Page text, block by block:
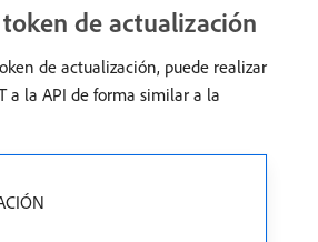
de actualización
de actualización, puede realizar
a la API de forma similar a la